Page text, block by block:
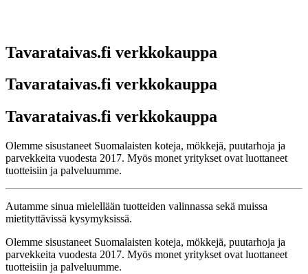
Tavarataivas.fi verkkokauppa
Tavarataivas.fi verkkokauppa
Tavarataivas.fi verkkokauppa
Olemme sisustaneet Suomalaisten koteja, mökkejä, puutarhoja ja
parvekkeita vuodesta 2017. Myös monet yritykset ovat luottaneet
tuotteisiin ja palveluumme.
Autamme sinua mielellään tuotteiden valinnassa sekä muissa
mietityttävissä kysymyksissä.
Olemme sisustaneet Suomalaisten koteja, mökkejä, puutarhoja ja
parvekkeita vuodesta 2017. Myös monet yritykset ovat luottaneet
tuotteisiin ja palveluumme.